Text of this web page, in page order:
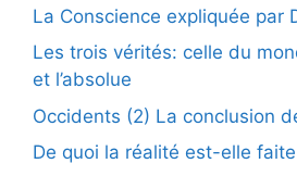
La Conscience expliquée par
Les trois vérités: celle du
et l’absolue
Occidents (2) La conclusion
De quoi la réalité est-elle